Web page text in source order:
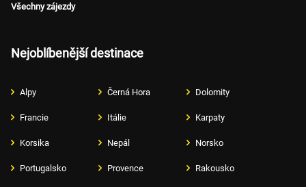
Všechny zájezdy
Nejoblíbenější destinace
Alpy Černá Hora Dolomity
Francie Itálie Karpaty
Korsika Nepál Norsko
Portugalsko Provence Rakousko